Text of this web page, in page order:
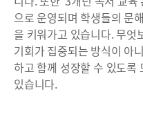
으로 운영되며 학생들의 문
을 키워가고 있습니다. 무엇
기회가 집중되는 방식이 아
하고 함께 성장할 수 있도록
있습니다.